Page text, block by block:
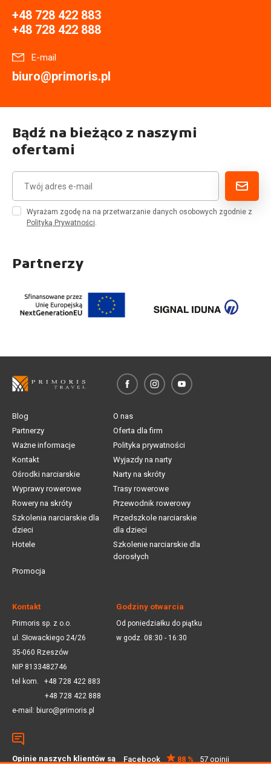
+48 728 422 883
+48 728 422 888
E-mail
biuro@primoris.pl
Bądź na bieżąco z naszymi
ofertami
Wyrażam zgodę na na przetwarzanie danych osobowych zgodnie z
Polityką Prywatności.
Partnerzy
Blog
O nas
Partnerzy
Oferta dla firm
Ważne informacje
Polityka prywatności
Kontakt
Wyjazdy na narty
Ośrodki narciarskie
Narty na skróty
Wyprawy rowerowe
Trasy rowerowe
Rowery na skróty
Przewodnik rowerowy
Szkolenia narciarskie dla
dzieci
Przedszkole narciarskie
dla dzieci
Hotele
Szkolenie narciarskie dla
dorosłych
Promocja
Kontakt
Primoris sp. z o.o.
ul. Słowackiego 24/26
35-060 Rzeszów
NIP 8133482746
tel kom. +48 728 422 883
+48 728 422 888
e-mail: biuro@primoris.pl
Godziny otwarcia
Od poniedziałku do piątku
w godz. 08:30 - 16:30
Opinie naszych klientów są
Facebook 88 %
57 opinii